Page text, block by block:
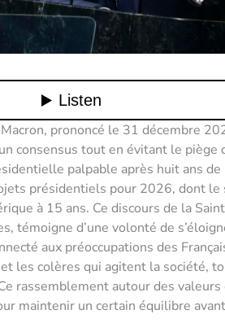
prononcé le 31 décembre
consensus tout en évitant le piège
palpable après huit ans de
présidentiels pour 2026, dont le
à 15 ans. Ce discours de la
témoigne d’une volonté de
aux préoccupations des
les colères qui agitent la société,
rassemblement autour des valeurs
maintenir un certain équilibre